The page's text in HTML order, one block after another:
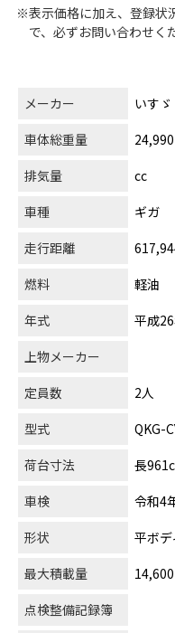
※表示価格に加え、登録状
で、必ずお問い合わせく
メーカー
いすゞ
車体総重量
排気量
cc
車種
ギガ
走行距離
燃料
軽油
年式
平成
上物メーカー
定員数
2人
型式
QKG-
荷台寸法
長
車検
令和4
形状
平ボ
最大積載量
点検整備記録簿